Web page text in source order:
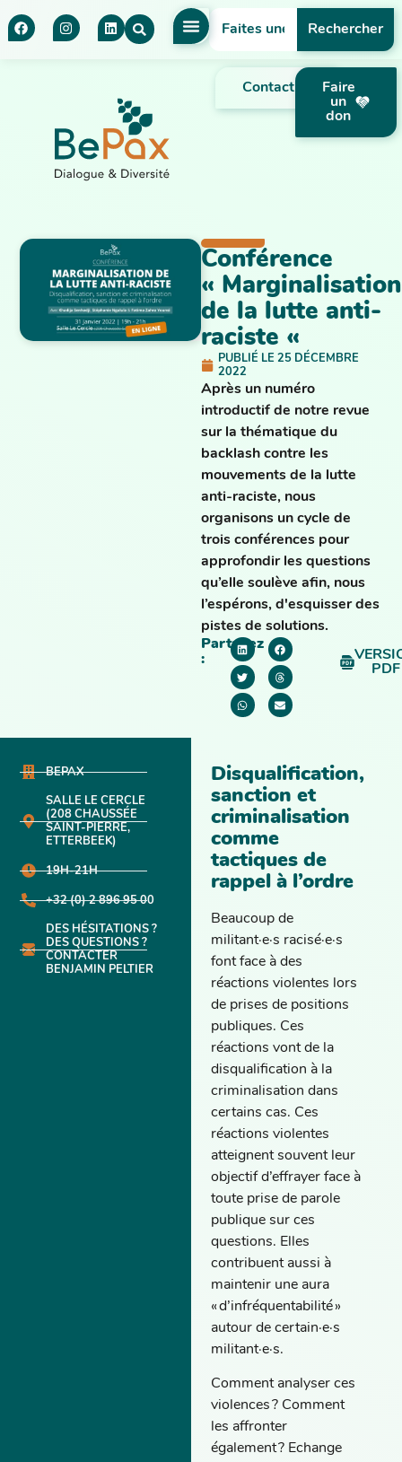
Contact
Faire
un
don
Rechercher
Conférence
« Marginalisation
de la lutte anti-
raciste «
PUBLIÉ LE 25 DÉCEMBRE
2022
Après un numéro
introductif de notre revue
sur la thématique du
backlash contre les
mouvements de la lutte
anti-raciste, nous
organisons un cycle de
trois conférences pour
approfondir les questions
qu’elle soulève afin, nous
l’espérons, d'esquisser des
pistes de solutions.
Partagez
:
PDF
BEPAX
SALLE LE CERCLE
(208 CHAUSSÉE
SAINT-PIERRE,
ETTERBEEK)
19H-21H
+32 (0) 2 896 95 00
DES HÉSITATIONS ?
DES QUESTIONS ?
CONTACTER
BENJAMIN PELTIER
Disqualification,
sanction et
criminalisation
comme
tactiques de
rappel à l’ordre
Beaucoup de
militant·e·s racisé·e·s
font face à des
réactions violentes lors
de prises de positions
publiques. Ces
réactions vont de la
disqualification à la
criminalisation dans
certains cas. Ces
réactions violentes
atteignent souvent leur
objectif d’effrayer face à
toute prise de parole
publique sur ces
questions. Elles
contribuent aussi à
maintenir une aura
« d’infréquentabilité »
autour de certain·e·s
militant·e·s.
Comment analyser ces
violences ? Comment
les affronter
également ? Echange